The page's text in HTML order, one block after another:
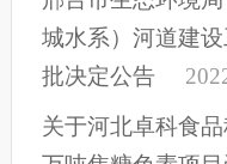
城水系）河道建
批决定公告
关于河北卓科食